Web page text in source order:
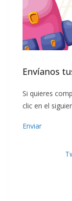
Envíanos
Si quieres
clic en el
Enviar